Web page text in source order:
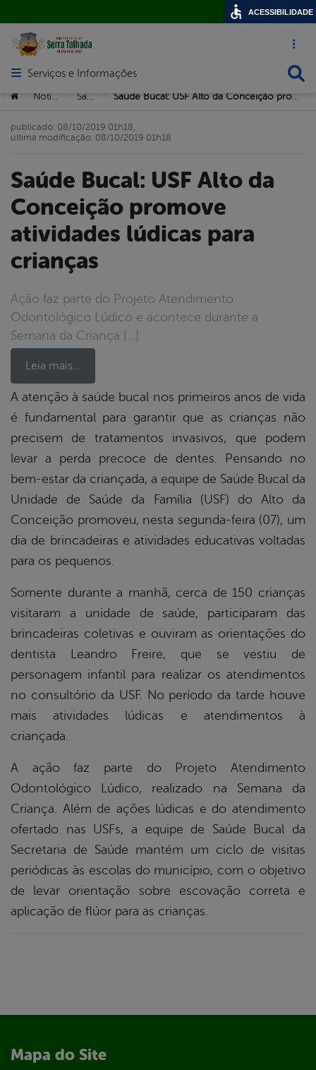
Acesso
Abrir menu principal de navegação
Serviços e Informações
Você está aqui:
> Notícias > >
Saúde Bucal: USF Alto da
Conceição promove
atividades lúdicas para
crianças
Ação faz parte do Projeto Atendimento
Odontológico Lúdico e acontece durante a
Semana da Criança […]
Leia mais…
publicado: 08/10/2019 01h18,
última modificação: 08/10/2019 01h18
A atenção à saúde bucal nos primeiros anos de vida
é fundamental para garantir que as crianças não
precisem de tratamentos invasivos, que podem
levar a perda precoce de dentes. Pensando no
bem-estar da criançada, a equipe de Saúde Bucal da
Unidade de Saúde da Família (USF) do Alto da
Conceição promoveu, nesta segunda-feira (07), um
dia de brincadeiras e atividades educativas voltadas
para os pequenos.
Somente durante a manhã, cerca de 150 crianças
visitaram a unidade de saúde, participaram das
brincadeiras coletivas e ouviram as orientações do
dentista Leandro Freire, que se vestiu de
personagem infantil para realizar os atendimentos
no consultório da USF. No período da tarde houve
mais atividades lúdicas e atendimentos à
criançada.
A ação faz parte do Projeto Atendimento
Odontológico Lúdico, realizado na Semana da
Criança. Além de ações lúdicas e do atendimento
ofertado nas USFs, a equipe de Saúde Bucal da
Secretaria de Saúde mantém um ciclo de visitas
periódicas às escolas do município, com o objetivo
de levar orientação sobre escovação correta e
aplicação de flúor para as crianças.
Mapa do Site
ACESSIBILIDADE